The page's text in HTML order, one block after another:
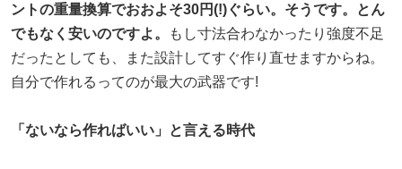
ントの重量換算でおおよそ30円(!)ぐらい。そうです。とん
でもなく安いのですよ。
もし寸法合わなかったり強度不足
だったとしても、また設計してすぐ作り直せますからね。
自分で作れるってのが最大の武器です!
「ないなら作ればいい」と言える時代